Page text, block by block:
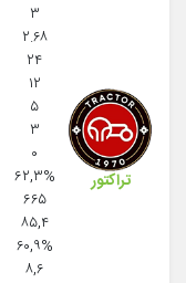
تراکتور
۳
۲.۶۸
۲۴
۱۲
۵
۳
۰
۶۲,۳%
۶۶۵
۸۵,۴
۶۰,۹%
۸,۶